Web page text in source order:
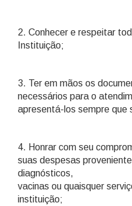
2. Conhecer e respeitar
Instituição;
3. Ter em mãos os
necessários para o
apresentá-los sempre que
4. Honrar com seu
suas despesas
diagnósticos,
vacinas ou quaisquer
instituição;